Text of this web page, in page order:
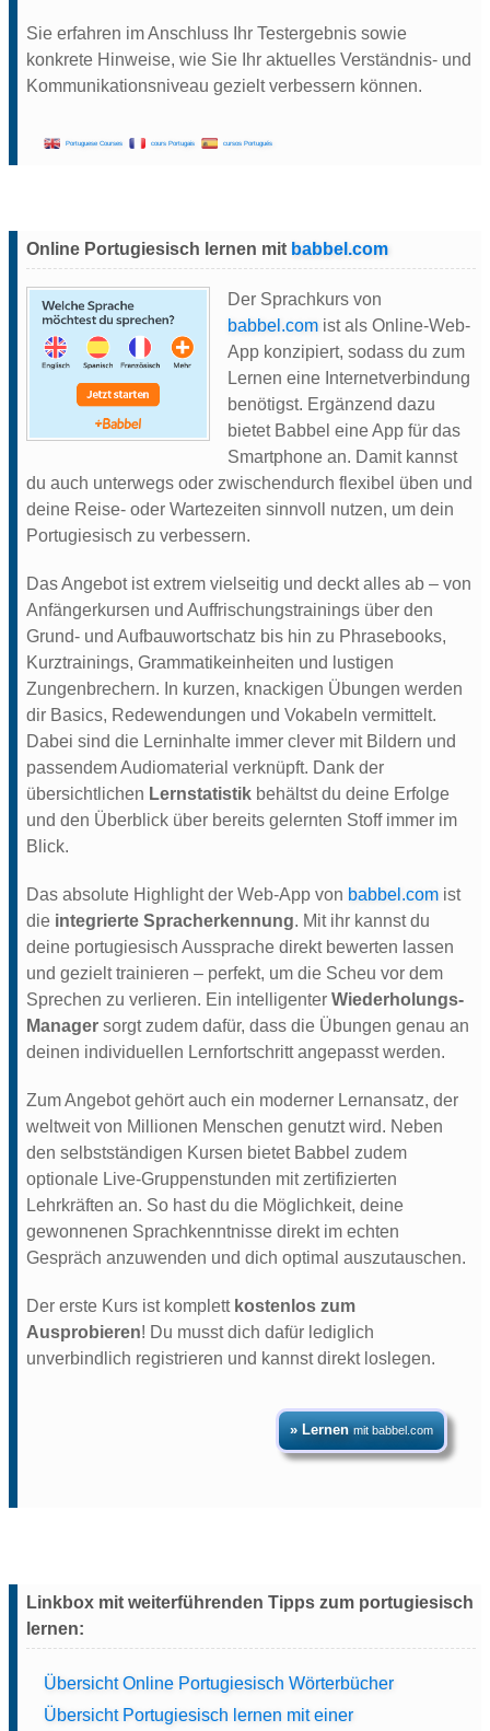
Sie erfahren im Anschluss Ihr Testergebnis sowie
konkrete Hinweise, wie Sie Ihr aktuelles Verständnis- und
Kommunikationsniveau gezielt verbessern können.
Portuguese Courses cours Portugais cursos Portugués
Online Portugiesisch lernen mit babbel.com
Der Sprachkurs von
babbel.com ist als Online-Web-
App konzipiert, sodass du zum
Lernen eine Internetverbindung
benötigst. Ergänzend dazu
bietet Babbel eine App für das
Smartphone an. Damit kannst
du auch unterwegs oder zwischendurch flexibel üben und
deine Reise- oder Wartezeiten sinnvoll nutzen, um dein
Portugiesisch zu verbessern.
Das Angebot ist extrem vielseitig und deckt alles ab – von
Anfängerkursen und Auffrischungstrainings über den
Grund- und Aufbauwortschatz bis hin zu Phrasebooks,
Kurztrainings, Grammatikeinheiten und lustigen
Zungenbrechern. In kurzen, knackigen Übungen werden
dir Basics, Redewendungen und Vokabeln vermittelt.
Dabei sind die Lerninhalte immer clever mit Bildern und
passendem Audiomaterial verknüpft. Dank der
übersichtlichen Lernstatistik behältst du deine Erfolge
und den Überblick über bereits gelernten Stoff immer im
Blick.
Das absolute Highlight der Web-App von babbel.com ist
die integrierte Spracherkennung. Mit ihr kannst du
deine portugiesisch Aussprache direkt bewerten lassen
und gezielt trainieren – perfekt, um die Scheu vor dem
Sprechen zu verlieren. Ein intelligenter Wiederholungs-
Manager sorgt zudem dafür, dass die Übungen genau an
deinen individuellen Lernfortschritt angepasst werden.
Zum Angebot gehört auch ein moderner Lernansatz, der
weltweit von Millionen Menschen genutzt wird. Neben
den selbstständigen Kursen bietet Babbel zudem
optionale Live-Gruppenstunden mit zertifizierten
Lehrkräften an. So hast du die Möglichkeit, deine
gewonnenen Sprachkenntnisse direkt im echten
Gespräch anzuwenden und dich optimal auszutauschen.
Der erste Kurs ist komplett kostenlos zum
Ausprobieren! Du musst dich dafür lediglich
unverbindlich registrieren und kannst direkt loslegen.
» Lernen mit babbel.com
Linkbox mit weiterführenden Tipps zum portugiesisch
lernen:
Übersicht Online Portugiesisch Wörterbücher
Übersicht Portugiesisch lernen mit einer